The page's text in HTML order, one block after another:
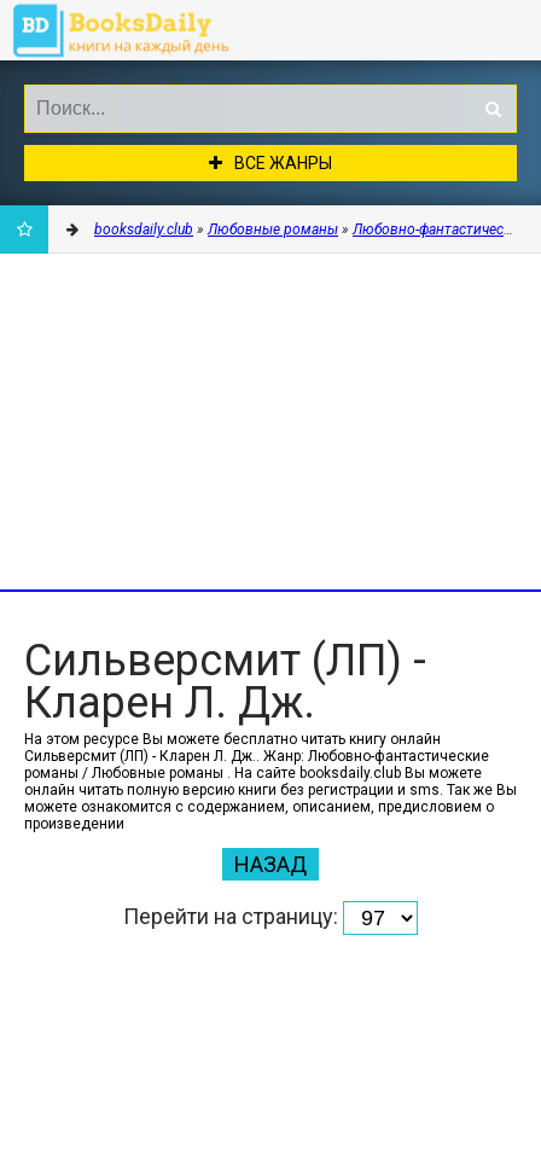
ВСЕ ЖАНРЫ
booksdaily.club »Любовные романы »Любовно-фантастические
Сильверсмит (ЛП) -
Кларен Л. Дж.
На этом ресурсе Вы можете бесплатно читать книгу онлайн
Сильверсмит (ЛП) - Кларен Л. Дж.. Жанр: Любовно-фантастические
романы / Любовные романы . На сайте booksdaily.club Вы можете
онлайн читать полную версию книги без регистрации и sms. Так же Вы
можете ознакомится с содержанием, описанием, предисловием о
произведении
НАЗАД
Перейти на страницу: